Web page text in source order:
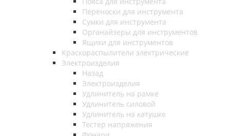
Переноски для инструмента
Сумки для инструмента
Органайзеры для инструментов
Ящики для инструментов
Краскораспылители электрические
Электроизделия
Назад
Электроизделия
Удлинитель на рамке
Удлинитель силовой
Удлинитель на катушке
Тестер напряжения